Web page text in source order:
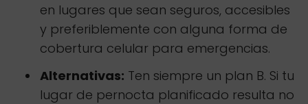
en lugares que sean seguros, accesibles
y preferiblemente con alguna forma de
cobertura celular para emergencias.
Alternativas: Ten siempre un plan B. Si tu
lugar de pernocta planificado resulta no